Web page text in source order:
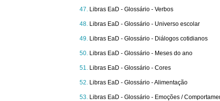
Libras EaD - Glossário - Verbos
Libras EaD - Glossário - Universo escolar
Libras EaD - Glossário - Diálogos cotidianos
Libras EaD - Glossário - Meses do ano
Libras EaD - Glossário - Cores
Libras EaD - Glossário - Alimentação
Libras EaD - Glossário - Emoções /